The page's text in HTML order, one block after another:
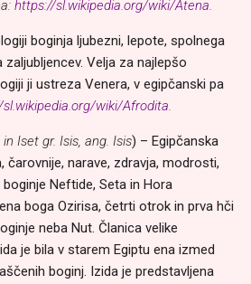
https://sl.wikipedia.org/wiki/Atena.
boginja ljubezni, lepote, spolnega
Velja za najlepšo
ji ustreza Venera, v egipčanski pa
wiki/Afrodita.
Iset gr. Isis, ang. Isis) – Egipčanska
čarovnije, narave, zdravja, modrosti,
Neftide, Seta in Hora
boga Ozirisa, četrti otrok in prva hči
neba Nut. Članica velike
je bila v starem Egiptu ena izmed
boginj. Izida je predstavljena